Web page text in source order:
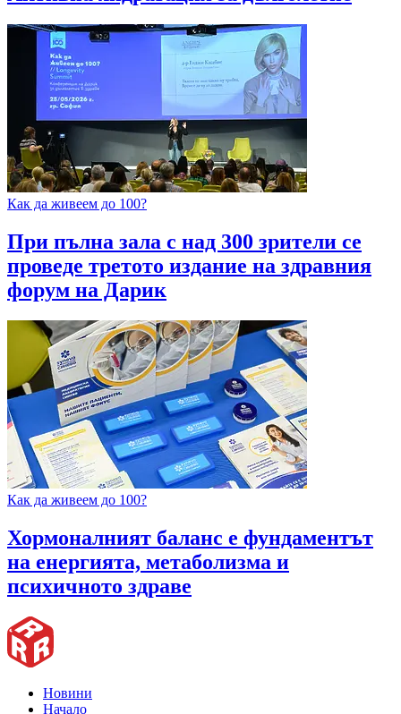
Как да живеем до 100?
При пълна зала с над 300 зрители се
проведе третото издание на здравния
форум на Дарик
Как да живеем до 100?
Хормоналният баланс е фундаментът
на енергията, метаболизма и
психичното здраве
Новини
Начало